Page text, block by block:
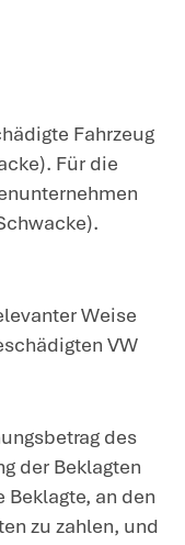
hat
(als des
der
hat der
– VI ZR